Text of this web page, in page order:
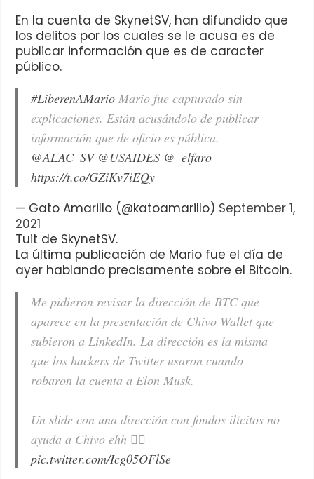
En la cuenta de SkynetSV, han difundido que
los delitos por los cuales se le acusa es de
publicar información que es de caracter
público.
#LiberenAMario Mario fue capturado sin
explicaciones. Están acusándolo de publicar
información que de oficio es pública.
@ALAC_SV @USAIDES @_elfaro_
https://t.co/GZiKv7iEQy
— Gato Amarillo (@katoamarillo) September 1,
2021
Tuit de SkynetSV.
La última publicación de Mario fue el día de
ayer hablando precisamente sobre el Bitcoin.
Me pidieron revisar la dirección de BTC que
aparece en la presentación de Chivo Wallet que
subieron a LinkedIn. La dirección es la misma
que los hackers de Twitter usaron cuando
robaron la cuenta a Elon Musk.
Un slide con una dirección con fondos ilícitos no
ayuda a Chivo ehh 🤦‍♂️
pic.twitter.com/Icg05OFlSe